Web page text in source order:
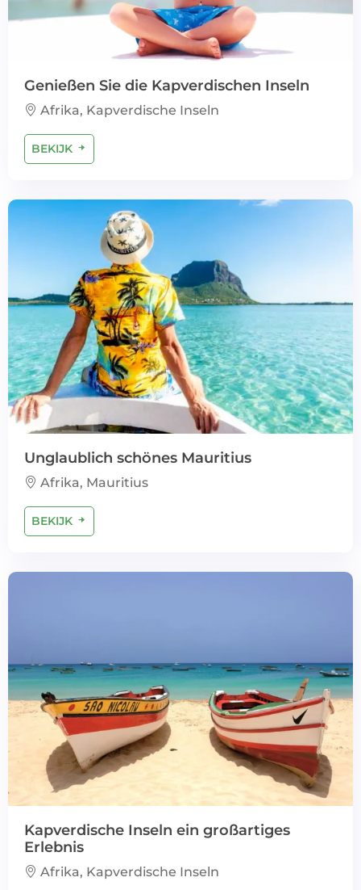
Genießen Sie die Kapverdischen Inseln
Afrika, Kapverdische Inseln
BEKIJK
Unglaublich schönes Mauritius
Afrika, Mauritius
BEKIJK
Kapverdische Inseln ein großartiges
Erlebnis
Afrika, Kapverdische Inseln